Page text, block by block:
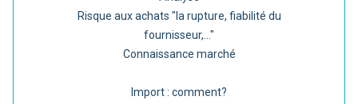
Risque aux achats "la rupture, fiabilité du
fournisseur,..."
Connaissance marché
Import : comment?